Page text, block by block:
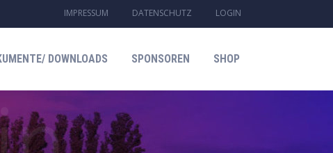
IMPRESSUM DATENSCHUTZ LOGIN
DOWNLOADS SPONSOREN SHOP